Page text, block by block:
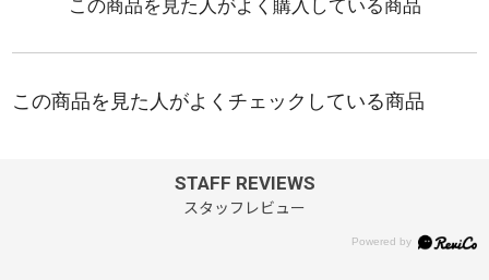
STAFF REVIEWS
スタッフレビュー